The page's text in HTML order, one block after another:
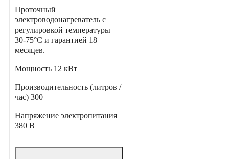
Проточный
электроводонагреватель с
регулировкой температуры
30-75°С и гарантией 18
месяцев.
Мощность 12 кВт
Производительность (литров /
час) 300
Напряжение электропитания
380 В